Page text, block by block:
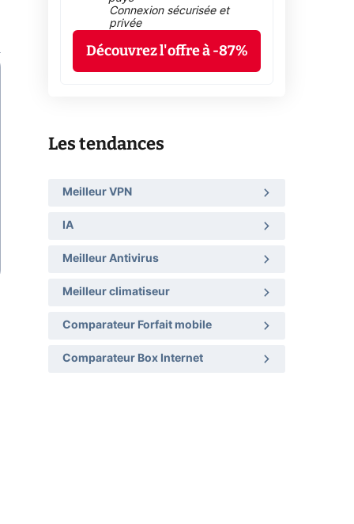
Connexion sécurisée et
privée
Découvrez l'offre à -87%
Les tendances
Meilleur VPN
IA
Meilleur Antivirus
Meilleur climatiseur
Comparateur Forfait mobile
Comparateur Box Internet